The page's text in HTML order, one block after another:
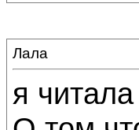
Лала
я